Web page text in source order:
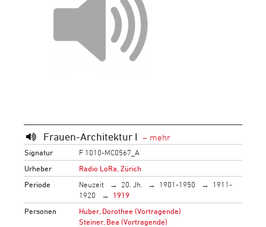
Frauen-Architektur I
Signatur
F 1010-MC0567_A
Urheber
Radio LoRa, Zürich
Periode
Neuzeit 20. Jh. 1901-1950
1911-
1920
1919
Personen
Huber, Dorothee (Vortragende)
Steiner, Bea (Vortragende)